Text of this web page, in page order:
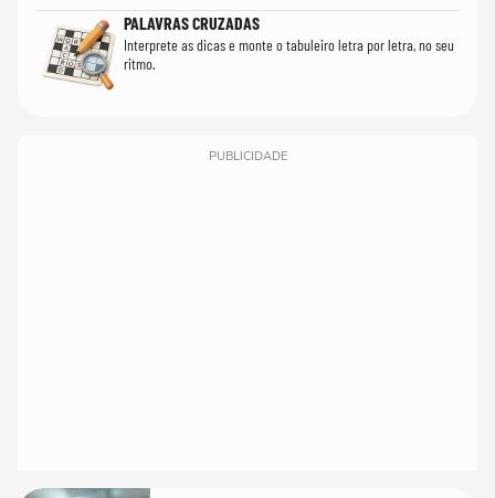
PALAVRAS CRUZADAS
Interprete as dicas e monte o tabuleiro letra por letra, no seu
ritmo.
PUBLICIDADE